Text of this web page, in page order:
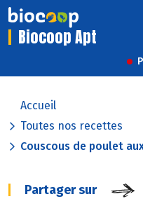
Biocoop Apt
Accueil
Toutes nos recettes
Couscous de poulet
Partager sur